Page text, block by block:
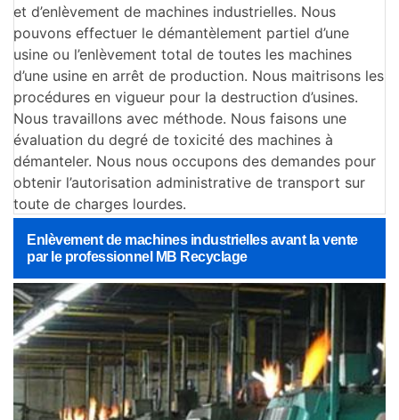
et d’enlèvement de machines industrielles. Nous
pouvons effectuer le démantèlement partiel d’une
usine ou l’enlèvement total de toutes les machines
d’une usine en arrêt de production. Nous maitrisons les
procédures en vigueur pour la destruction d’usines.
Nous travaillons avec méthode. Nous faisons une
évaluation du degré de toxicité des machines à
démanteler. Nous nous occupons des demandes pour
obtenir l’autorisation administrative de transport sur
toute de charges lourdes.
Enlèvement de machines industrielles avant la vente
par le professionnel MB Recyclage